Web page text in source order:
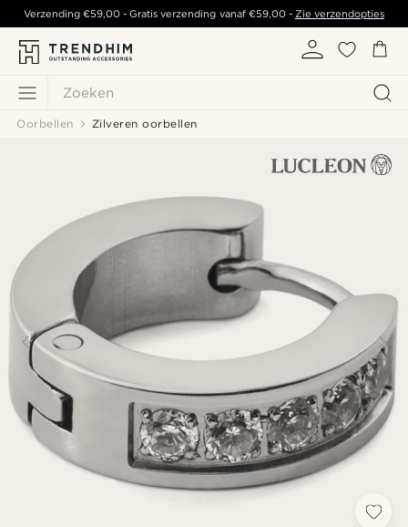
Zoeken
Verzending€59,00 - Gratis verzending vanaf €59,00- Zie verzendopties
Oorbellen Zilveren oorbellen